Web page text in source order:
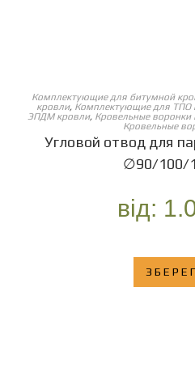
ОБЕРІТЬ
Комплектующие для битумной
кровли, Комплектующие для ТПО
ЭПДМ кровли, Кровельные воронки
Кровельные
Угловой отвод для
∅90/100/
від: